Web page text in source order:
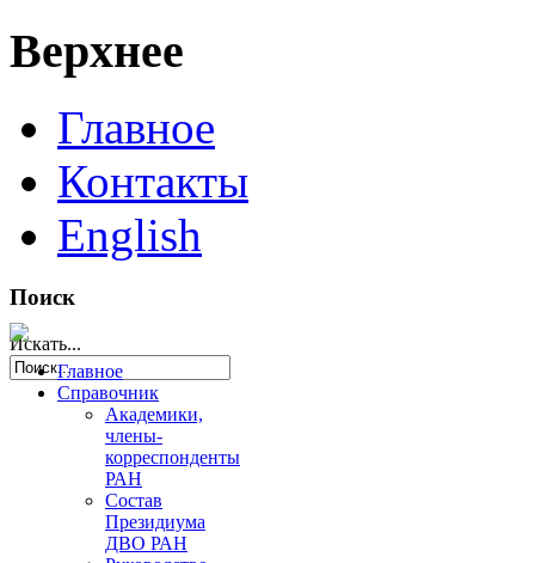
Верхнее
Главное
Контакты
English
Поиск
Искать...
Главное
Справочник
Академики,
члены-
корреспонденты
РАН
Состав
Президиума
ДВО РАН